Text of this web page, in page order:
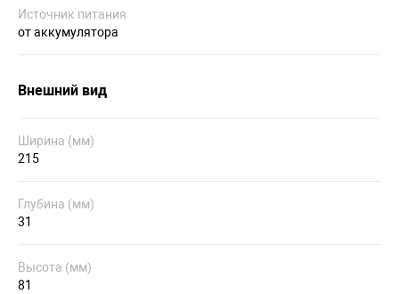
Источник питания
от аккумулятора
Внешний вид
Ширина (мм)
215
Глубина (мм)
31
Высота (мм)
81